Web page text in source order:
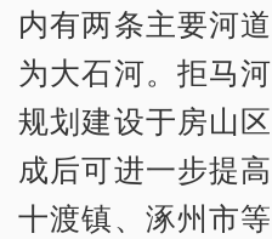
内有两条主要河
为大石河。拒马
规划建设于房山
成后可进一步提
十渡镇、涿州市